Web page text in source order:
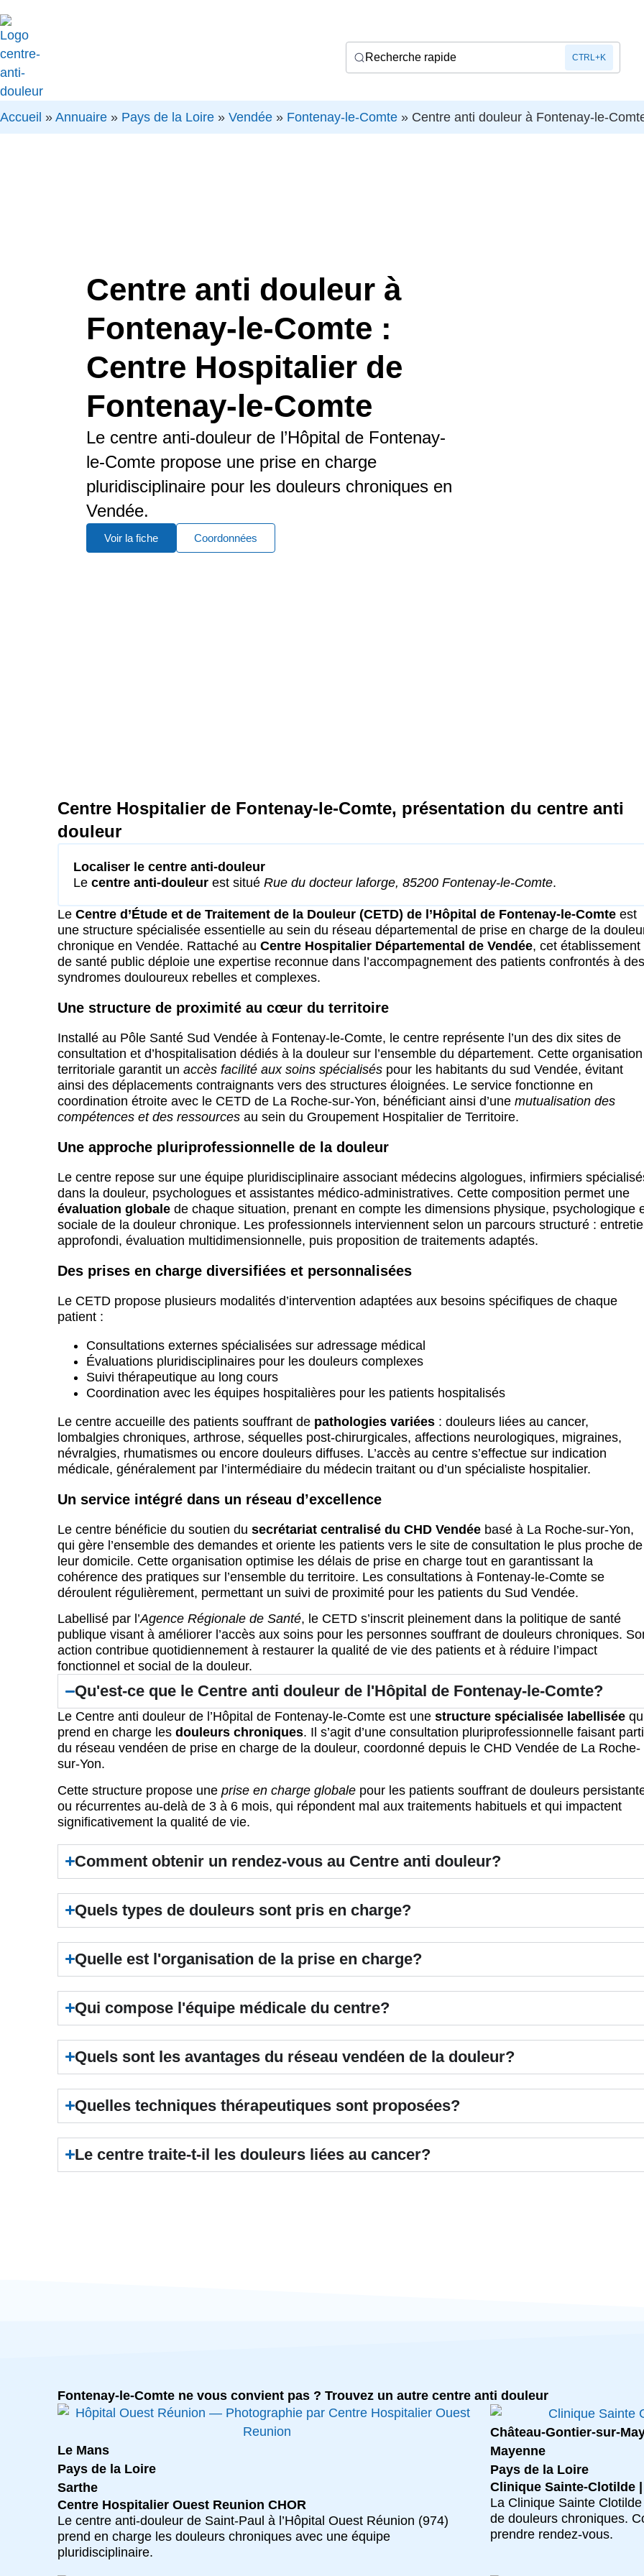
Recherche rapide CTRL+K
Accueil » Annuaire » Pays de la Loire » Vendée » Fontenay-le-Comte » Centre anti douleur à Fontenay-le-
Centre anti douleur à
Fontenay-le-Comte :
Centre Hospitalier de
Fontenay-le-Comte
Le centre anti-douleur de l’Hôpital de Fontenay-
le-Comte propose une prise en charge
pluridisciplinaire pour les douleurs chroniques en
Vendée.
Voir la fiche Coordonnées
Centre Hospitalier de Fontenay-le-Comte, présentation du centre anti
douleur
Localiser le centre anti-douleur
Le centre anti-douleur est situé Rue du docteur laforge, 85200 Fontenay-le-Comte.
Le Centre d’Étude et de Traitement de la Douleur (CETD) de l’Hôpital de Fontenay-le-Comte est
une structure spécialisée essentielle au sein du réseau départemental de prise en charge de la
chronique en Vendée. Rattaché au Centre Hospitalier Départemental de Vendée, cet établissement
de santé public déploie une expertise reconnue dans l’accompagnement des patients confrontés à des
syndromes douloureux rebelles et complexes.
Une structure de proximité au cœur du territoire
Installé au Pôle Santé Sud Vendée à Fontenay-le-Comte, le centre représente l’un des dix sites de
consultation et d’hospitalisation dédiés à la douleur sur l’ensemble du département. Cette organisation
territoriale garantit un accès facilité aux soins spécialisés pour les habitants du sud Vendée, évitant
ainsi des déplacements contraignants vers des structures éloignées. Le service fonctionne en
coordination étroite avec le CETD de La Roche-sur-Yon, bénéficiant ainsi d’une mutualisation des
compétences et des ressources au sein du Groupement Hospitalier de Territoire.
Une approche pluriprofessionnelle de la douleur
Le centre repose sur une équipe pluridisciplinaire associant médecins algologues, infirmiers
dans la douleur, psychologues et assistantes médico-administratives. Cette composition permet une
évaluation globale de chaque situation, prenant en compte les dimensions physique, psychologique
sociale de la douleur chronique. Les professionnels interviennent selon un parcours structuré :
approfondi, évaluation multidimensionnelle, puis proposition de traitements adaptés.
Des prises en charge diversifiées et personnalisées
Le CETD propose plusieurs modalités d’intervention adaptées aux besoins spécifiques de chaque
patient :
Consultations externes spécialisées sur adressage médical
Évaluations pluridisciplinaires pour les douleurs complexes
Suivi thérapeutique au long cours
Coordination avec les équipes hospitalières pour les patients hospitalisés
Le centre accueille des patients souffrant de pathologies variées : douleurs liées au cancer,
lombalgies chroniques, arthrose, séquelles post-chirurgicales, affections neurologiques, migraines,
névralgies, rhumatismes ou encore douleurs diffuses. L’accès au centre s’effectue sur indication
médicale, généralement par l’intermédiaire du médecin traitant ou d’un spécialiste hospitalier.
Un service intégré dans un réseau d’excellence
Le centre bénéficie du soutien du secrétariat centralisé du CHD Vendée basé à La Roche-sur-Yon,
qui gère l’ensemble des demandes et oriente les patients vers le site de consultation le plus proche de
leur domicile. Cette organisation optimise les délais de prise en charge tout en garantissant la
cohérence des pratiques sur l’ensemble du territoire. Les consultations à Fontenay-le-Comte se
déroulent régulièrement, permettant un suivi de proximité pour les patients du Sud Vendée.
Labellisé par l’Agence Régionale de Santé, le CETD s’inscrit pleinement dans la politique de santé
publique visant à améliorer l’accès aux soins pour les personnes souffrant de douleurs chroniques.
action contribue quotidiennement à restaurer la qualité de vie des patients et à réduire l’impact
fonctionnel et social de la douleur.
Qu'est-ce que le Centre anti douleur de l'Hôpital de Fontenay-le-Comte?
Le Centre anti douleur de l’Hôpital de Fontenay-le-Comte est une structure spécialisée labellisée
prend en charge les douleurs chroniques. Il s’agit d’une consultation pluriprofessionnelle faisant
du réseau vendéen de prise en charge de la douleur, coordonné depuis le CHD Vendée de La Roche-
sur-Yon.
Cette structure propose une prise en charge globale pour les patients souffrant de douleurs
ou récurrentes au-delà de 3 à 6 mois, qui répondent mal aux traitements habituels et qui impactent
significativement la qualité de vie.
Comment obtenir un rendez-vous au Centre anti douleur?
Quels types de douleurs sont pris en charge?
Quelle est l'organisation de la prise en charge?
Qui compose l'équipe médicale du centre?
Quels sont les avantages du réseau vendéen de la douleur?
Quelles techniques thérapeutiques sont proposées?
Le centre traite-t-il les douleurs liées au cancer?
Fontenay-le-Comte ne vous convient pas ? Trouvez un autre centre anti douleur
Le Mans
Pays de la Loire
Sarthe
Centre Hospitalier Ouest Reunion CHOR
Le centre anti-douleur de Saint-Paul à l’Hôpital Ouest Réunion (974)
prend en charge les douleurs chroniques avec une équipe
pluridisciplinaire.
Château-Gontier-sur-
Mayenne
Pays de la Loire
Clinique Sainte-Clotilde
La Clinique Sainte
de douleurs chroniques.
prendre rendez-vous.